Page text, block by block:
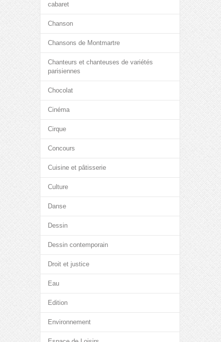
cabaret
Chanson
Chansons de Montmartre
Chanteurs et chanteuses de variétés
parisiennes
Chocolat
Cinéma
Cirque
Concours
Cuisine et pâtisserie
Culture
Danse
Dessin
Dessin contemporain
Droit et justice
Eau
Edition
Environnement